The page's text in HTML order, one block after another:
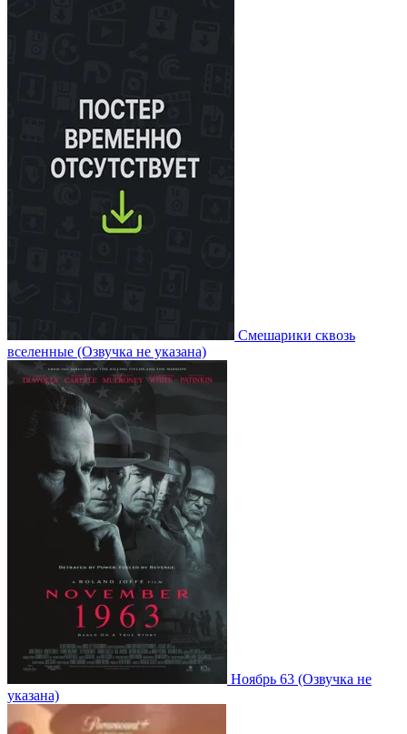
Смешарики сквозь
вселенные (Озвучка не указана)
Ноябрь 63 (Озвучка не
указана)